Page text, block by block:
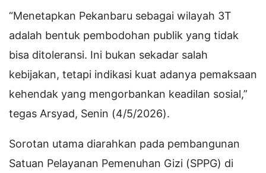
“Menetapkan Pekanbaru sebagai wilayah 3T
adalah bentuk pembodohan publik yang tidak
bisa ditoleransi. Ini bukan sekadar salah
kebijakan, tetapi indikasi kuat adanya pemaksaan
kehendak yang mengorbankan keadilan sosial,”
tegas Arsyad, Senin (4/5/2026).
Sorotan utama diarahkan pada pembangunan
Satuan Pelayanan Pemenuhan Gizi (SPPG) di